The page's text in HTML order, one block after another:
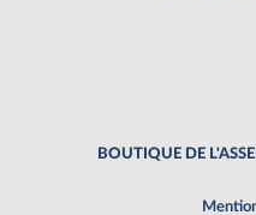
BOUTIQUE DE